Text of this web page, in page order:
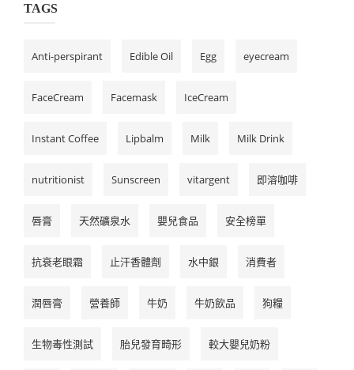
TAGS
Anti-perspirant Edible Oil Egg eyecream
FaceCream Facemask IceCream
Instant Coffee Lipbalm Milk Milk Drink
nutritionist Sunscreen vitargent 即溶咖啡
唇膏 天然礦泉水 嬰兒食品 安全榜單
抗衰老眼霜 止汗香體劑 水中銀 消費者
潤唇膏 營養師 牛奶 牛奶飲品 狗糧
生物毒性測試 胎兒發育畸形 較大嬰兒奶粉